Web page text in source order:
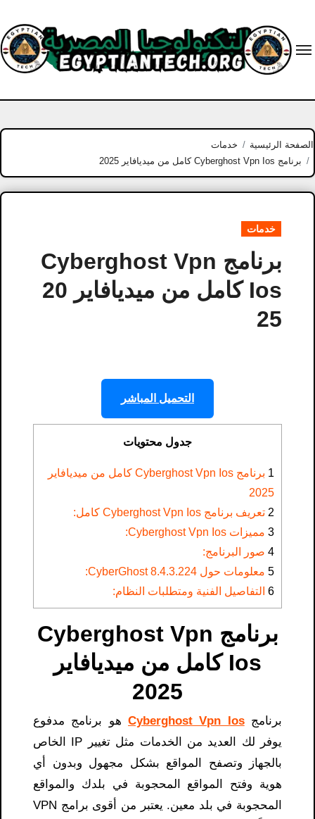
content
الصفحة الرئيسية
خدمات
برنامج Cyberghost Vpn Ios كامل من ميديافاير 2025
خدمات
برنامج Cyberghost Vpn
Ios كامل من ميديافاير 20
25
التحميل المباشر
جدول محتويات
1
برنامج Cyberghost Vpn Ios كامل من ميديافاير
2025
2 تعريف برنامج Cyberghost Vpn Ios كامل:
3 مميزات Cyberghost Vpn Ios:
4 صور البرنامج:
5 معلومات حول CyberGhost 8.4.3.224:
6 التفاصيل الفنية ومتطلبات النظام:
برنامج Cyberghost Vpn
Ios كامل من ميديافاير
2025
برنامجCyberghost Vpn Ios هو برنامج مدفوع
يوفر لك العديد من الخدمات مثل تغيير IP الخاص
بالجهاز وتصفح المواقع بشكل مجهول وبدون أي
هوية وفتح المواقع المحجوبة في بلدك والمواقع
المحجوبة في بلد معين. يعتبر من أقوى برامج VPN